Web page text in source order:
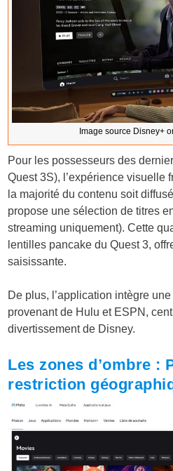
Image source Disney+
Pour les possesseurs des
Quest 3S), l’expérience visuelle
la majorité du contenu soit
propose une sélection de titres
streaming uniquement). Cette
lentilles pancake du Quest 3,
saisissante.
De plus, l’application intègre
provenant de Hulu et ESPN,
divertissement de Disney.
Les zones d’ombre :
restriction